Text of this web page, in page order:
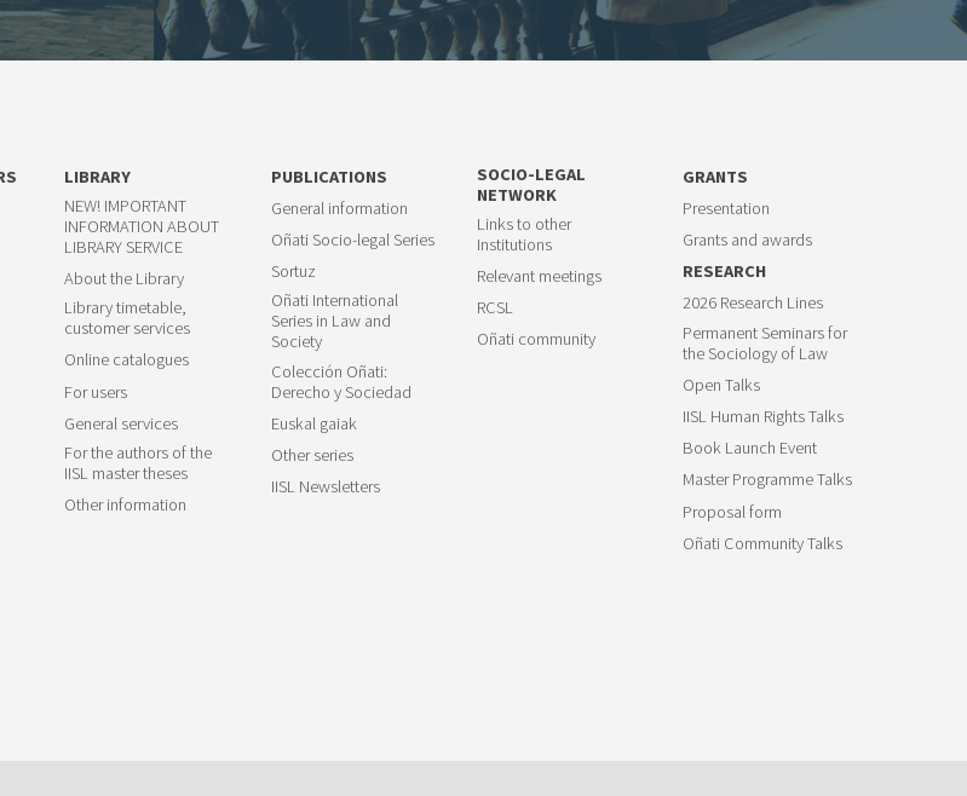
LIBRARY
NEW! IMPORTANT
INFORMATION ABOUT
LIBRARY SERVICE
About the Library
Library timetable,
customer services
Online catalogues
For users
General services
For the authors of the
IISL master theses
Other information
PUBLICATIONS
General information
Oñati Socio-legal Series
Sortuz
Oñati International
Series in Law and
Society
Colección Oñati:
Derecho y Sociedad
Euskal gaiak
Other series
IISL Newsletters
SOCIO-LEGAL
NETWORK
Links to other
Institutions
Relevant meetings
RCSL
Oñati community
GRANTS
Presentation
Grants and awards
RESEARCH
2026 Research Lines
Permanent Seminars for
the Sociology of Law
Open Talks
IISL Human Rights Talks
Book Launch Event
Master Programme Talks
Proposal form
Oñati Community Talks